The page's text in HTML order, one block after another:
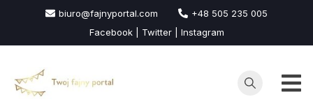
treści
biuro@fajnyportal.com
+48 505 235 005
Facebook | Twitter | Instagram